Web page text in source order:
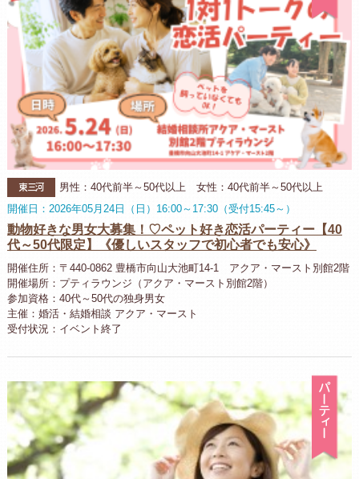
東三河
男性：40代前半～50代以上 女性：40代前半～50代以上
開催日：2026年05月24日（日）16:00～17:30（受付15:45～）
動物好きな男女大募集！♡ペット好き恋活パーティー【40
代～50代限定】《優しいスタッフで初心者でも安心》
開催住所：〒440-0862 豊橋市向山大池町14-1 アクア・マースト別館2階
開催場所：プティラウンジ（アクア・マースト別館2階）
参加資格：40代～50代の独身男女
主催：婚活・結婚相談 アクア・マースト
受付状況：イベント終了